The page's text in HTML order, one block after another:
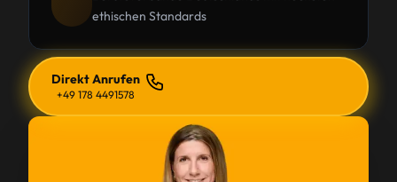
ethischen Standards
Direkt Anrufen
+49 178 4491578